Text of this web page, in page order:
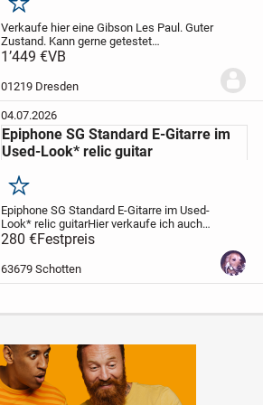
Merken
Verkaufe hier eine Gibson Les Paul. Guter
Zustand. Kann gerne getestet
werden.Privatverkauf, keine
1’449 €VB
01219 Dresden
04.07.2026
Epiphone SG Standard E-Gitarre im
Used-Look* relic guitar
Merken
Epiphone SG Standard E-Gitarre im Used-
Look* relic guitarHier verkaufe ich auch
wieder eine besondere E-Gitarre, die es so
nur ein Mal gibt! Denn dieser Epiphone
Gitarre wurde ein Vintage-Charme...
280 €Festpreis
63679 Schotten